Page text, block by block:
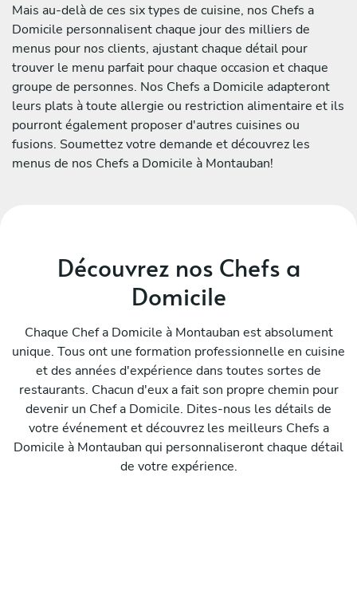
Mais au-delà de ces six types de cuisine, nos Chefs a
Domicile personnalisent chaque jour des milliers de
menus pour nos clients, ajustant chaque détail pour
trouver le menu parfait pour chaque occasion et chaque
groupe de personnes. Nos Chefs a Domicile adapteront
leurs plats à toute allergie ou restriction alimentaire et ils
pourront également proposer d'autres cuisines ou
fusions. Soumettez votre demande et découvrez les
menus de nos Chefs a Domicile à Montauban!
Découvrez nos Chefs a
Domicile
Chaque Chef a Domicile à Montauban est absolument
unique. Tous ont une formation professionnelle en cuisine
et des années d'expérience dans toutes sortes de
restaurants. Chacun d'eux a fait son propre chemin pour
devenir un Chef a Domicile. Dites-nous les détails de
votre événement et découvrez les meilleurs Chefs a
Domicile à Montauban qui personnaliseront chaque détail
de votre expérience.